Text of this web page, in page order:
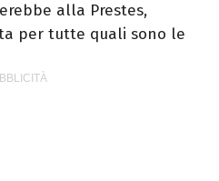
alla Prestes,
per tutte quali sono le